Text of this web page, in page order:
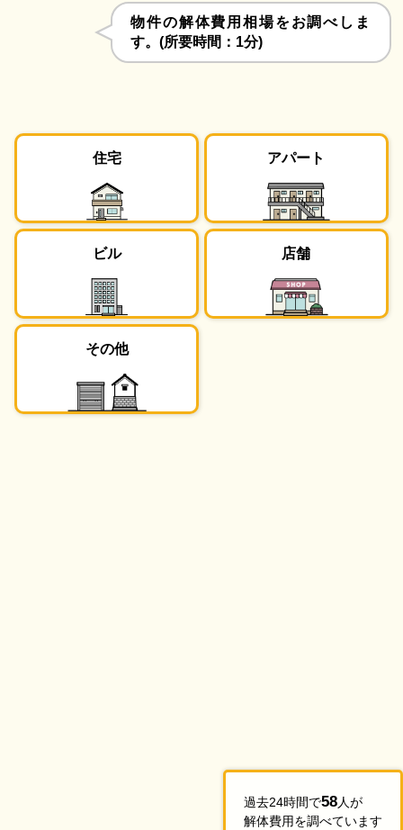
過去24時間で58人が
解体費用を調べています
物件の解体費用相場をお調べしま
す。(所要時間：1分)
住宅 アパート
ビル 店舗
その他